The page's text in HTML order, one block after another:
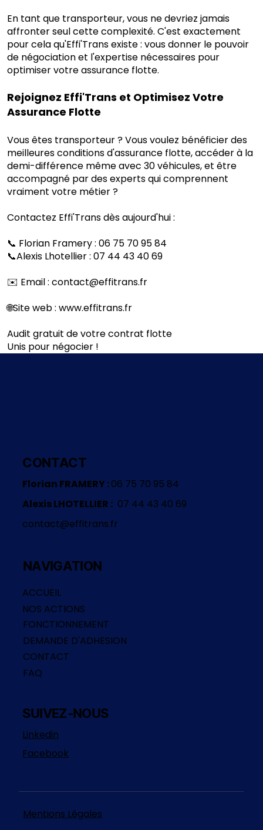
En tant que transporteur, vous ne devriez jamais
affronter seul cette complexité. C'est exactement
pour cela qu'Effi'Trans existe : vous donner le pouvoir
de négociation et l'expertise nécessaires pour
optimiser votre assurance flotte.
Rejoignez Effi'Trans et Optimisez Votre
Assurance Flotte
Vous êtes transporteur ? Vous voulez bénéficier des
meilleures conditions d'assurance flotte, accéder à la
demi-différence même avec 30 véhicules, et être
accompagné par des experts qui comprennent
vraiment votre métier ?
Contactez Effi'Trans dès aujourd'hui :
📞 Florian Framery : 06 75 70 95 84
📞Alexis Lhotellier : 07 44 43 40 69
✉️ Email : contact@effitrans.fr
🌐Site web : www.effitrans.fr
Audit gratuit de votre contrat flotte
Unis pour négocier !
SUIVEZ-NOUS
Linkedin
Facebook
CONTACT
Florian FRAMERY :06 75 70 95 84
Alexis LHOTELLIER : 07 44 43 40 69
contact@effitrans.fr
NAVIGATION
ACCUEIL
NOS ACTIONS
FONCTIONNEMENT
DEMANDE D'ADHESION
CONTACT
FAQ
Mentions Légales